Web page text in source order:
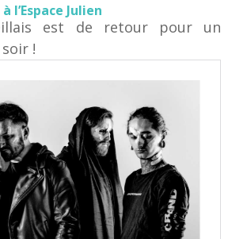
l’Espace Julien
est de retour pour un
!